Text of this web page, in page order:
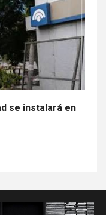
se instalará en